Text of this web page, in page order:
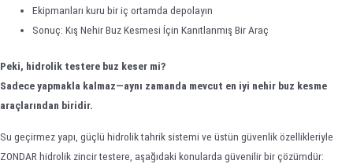
Ekipmanları kuru bir iç ortamda depolayın
Sonuç: Kış Nehir Buz Kesmesi İçin Kanıtlanmış Bir Araç
Peki, hidrolik testere buz keser mi?
Sadece yapmakla kalmaz—aynı zamanda mevcut en iyi nehir buz kesme
araçlarından biridir.
Su geçirmez yapı, güçlü hidrolik tahrik sistemi ve üstün güvenlik özellikleriyle
ZONDAR hidrolik zincir testere, aşağıdaki konularda güvenilir bir çözümdür: